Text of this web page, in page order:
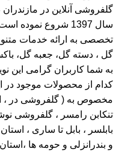
گلفروشی آنلاین در مازندران
سال 1397 شروع
تخصصی به ارائه خدمات
گل ، دسته گل، جعبه گل،
به شما کاربران گرامی این
کدام از محصولات موجود در
مخصوص به ( گلفروشی در ،
تنکابن رامسر ، گلفروشی
بابلسر ، بابل تا ساری ،
و بندرانزلی و حومه ها